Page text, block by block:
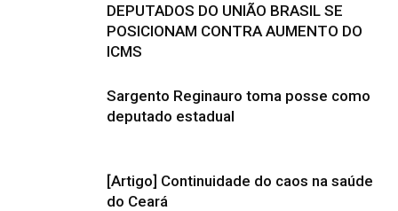
DEPUTADOS DO UNIÃO BRASIL SE
POSICIONAM CONTRA AUMENTO DO
ICMS
Sargento Reginauro toma posse como
deputado estadual
[Artigo] Continuidade do caos na saúde
do Ceará